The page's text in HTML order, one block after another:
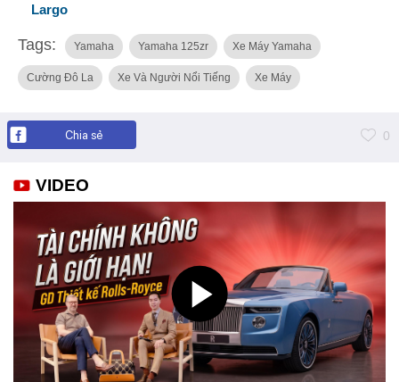
Largo
Tags: Yamaha Yamaha 125zr Xe Máy Yamaha
Cường Đô La Xe Và Người Nổi Tiếng Xe Máy
Chia sẻ 0
VIDEO